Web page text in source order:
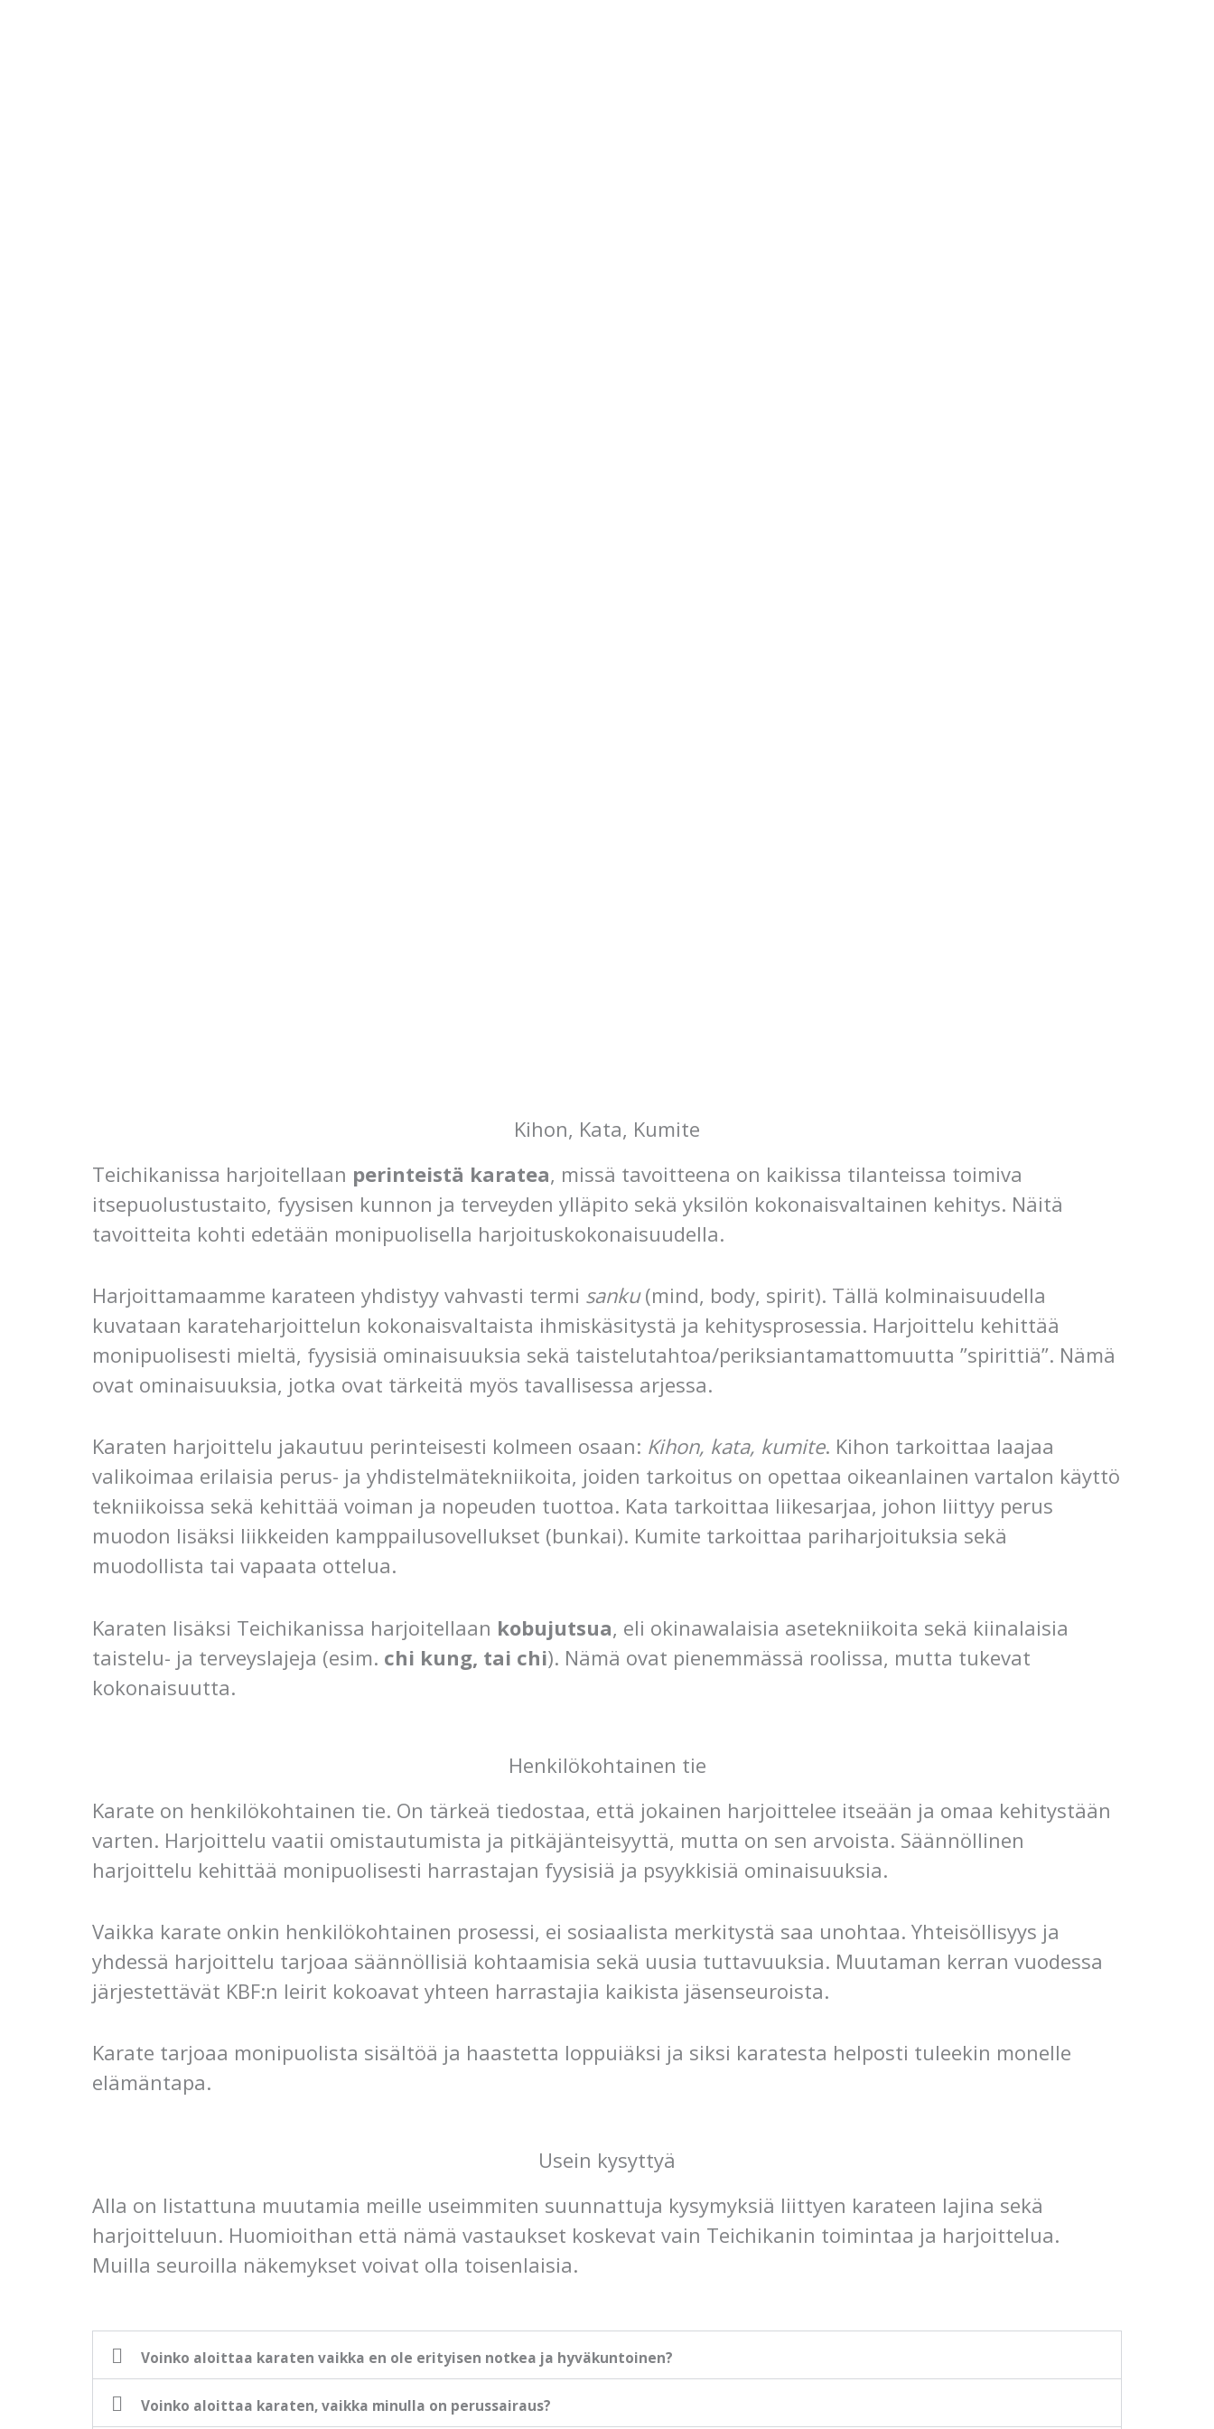
Kihon, Kata, Kumite
Teichikanissa harjoitellaan perinteistä karatea, missä tavoitteena on kaikissa tilanteissa toimiva
itsepuolustustaito, fyysisen kunnon ja terveyden ylläpito sekä yksilön kokonaisvaltainen kehitys. Näitä
tavoitteita kohti edetään monipuolisella harjoituskokonaisuudella.
Harjoittamaamme karateen yhdistyy vahvasti termi sanku(mind, body, spirit). Tällä kolminaisuudella
kuvataan karateharjoittelun kokonaisvaltaista ihmiskäsitystä ja kehitysprosessia. Harjoittelu kehittää
monipuolisesti mieltä, fyysisiä ominaisuuksia sekä taistelutahtoa/periksiantamattomuutta ”spirittiä”. Nämä
ovat ominaisuuksia, jotka ovat tärkeitä myös tavallisessa arjessa.
Karaten harjoittelu jakautuu perinteisesti kolmeen osaan: Kihon, kata, kumite. Kihon tarkoittaa laajaa
valikoimaa erilaisia perus- ja yhdistelmätekniikoita, joiden tarkoitus on opettaa oikeanlainen vartalon käyttö
tekniikoissa sekä kehittää voiman ja nopeuden tuottoa. Kata tarkoittaa liikesarjaa, johon liittyy perus
muodon lisäksi liikkeiden kamppailusovellukset (bunkai). Kumite tarkoittaa pariharjoituksia sekä
muodollista tai vapaata ottelua.
Karaten lisäksi Teichikanissa harjoitellaan kobujutsua, eli okinawalaisia asetekniikoita sekä kiinalaisia
taistelu- ja terveyslajeja (esim. chi kung, tai chi). Nämä ovat pienemmässä roolissa, mutta tukevat
kokonaisuutta.
Henkilökohtainen tie
Karate on henkilökohtainen tie. On tärkeä tiedostaa, että jokainen harjoittelee itseään ja omaa kehitystään
varten. Harjoittelu vaatii omistautumista ja pitkäjänteisyyttä, mutta on sen arvoista. Säännöllinen
harjoittelu kehittää monipuolisesti harrastajan fyysisiä ja psyykkisiä ominaisuuksia.
Vaikka karate onkin henkilökohtainen prosessi, ei sosiaalista merkitystä saa unohtaa. Yhteisöllisyys ja
yhdessä harjoittelu tarjoaa säännöllisiä kohtaamisia sekä uusia tuttavuuksia. Muutaman kerran vuodessa
järjestettävät KBF:n leirit kokoavat yhteen harrastajia kaikista jäsenseuroista.
Karate tarjoaa monipuolista sisältöä ja haastetta loppuiäksi ja siksi karatesta helposti tuleekin monelle
elämäntapa.
Usein kysyttyä
Alla on listattuna muutamia meille useimmiten suunnattuja kysymyksiä liittyen karateen lajina sekä
harjoitteluun. Huomioithan että nämä vastaukset koskevat vain Teichikanin toimintaa ja harjoittelua.
Muilla seuroilla näkemykset voivat olla toisenlaisia.
Voinko aloittaa karaten vaikka en ole erityisen notkea ja hyväkuntoinen?
Voinko aloittaa karaten, vaikka minulla on perussairaus?